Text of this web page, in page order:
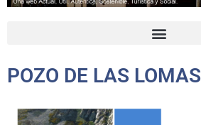
POZO DE LAS LOMAS